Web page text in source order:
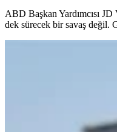
ABD Başkan Yardımcısı
dek sürecek bir savaş değil.